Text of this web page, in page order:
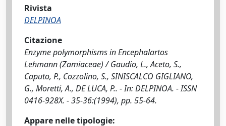
Rivista
DELPINOA
Citazione
Enzyme polymorphisms in Encephalartos
Lehmann (Zamiaceae) / Gaudio, L., Aceto, S.,
Caputo, P., Cozzolino, S., SINISCALCO GIGLIANO,
G., Moretti, A., DE LUCA, P.. - In: DELPINOA. - ISSN
0416-928X. - 35-36:(1994), pp. 55-64.
Appare nelle tipologie: